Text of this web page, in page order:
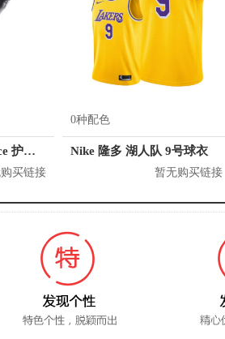
DonJoy Performance 护肘 DP157ES01
买链接
0种配色
Nike 隆多 湖人队 9号球衣
暂无购买链接